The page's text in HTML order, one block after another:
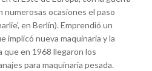
numerosas ocasiones el paso
en Berlín). Emprendió un
implicó nueva maquinaria y la
que en 1968 llegaron los
para maquinaria pesada.